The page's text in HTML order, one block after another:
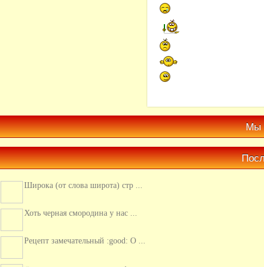
Мы
Широка (от слова широта) стр ...
Хоть черная смородина у нас ...
Рецепт замечательный :good: О ...